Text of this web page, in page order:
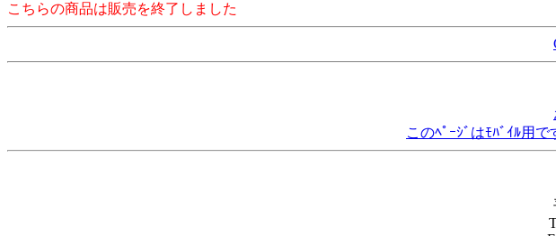
こちらの商品は販売を終了しました
このﾍﾟｰｼﾞはﾓﾊﾞｲﾙ用